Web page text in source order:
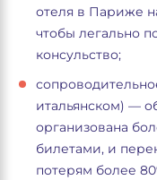
отеля в Париже
чтобы легально
консульство;
итальянском) —
организована
билетами, и
потерям более